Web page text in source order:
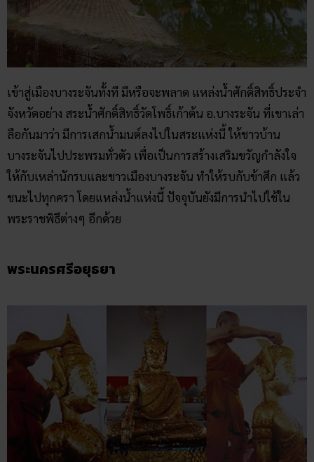
เข้าสู่เมืองบางระจันทั้งที มีหรือจะพลาด แหล่งน้ำศักดิ์สิทธิ์ประจำ
จังหวัดอย่าง สระน้ำศักดิ์สิทธิ์วัดโพธิ์เก้าต้น อ.บางระจัน ที่เขาเล่า
ลือกันมาว่า มีการเสกน้ำมนต์ลงไปในสระแห่งนี้ ให้ชาวบ้าน
บางระจันไปประพรมทั่วตัว เพื่อเป็นการสร้างเสริมขวัญกำลังใจ
ให้กับเหล่านักรบและชาวเมืองบางระจัน ทำให้รบกับข้าศึก แล้ว
ชนะไปทุกครา โดยแหล่งน้ำแห่งนี้ ปัจจุบันยังมีการนำไปใช้ใน
พระราชพิธีต่างๆ อีกด้วย
พระนครศรีอยุธยา